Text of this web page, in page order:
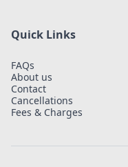
Quick Links
FAQs
About us
Contact
Cancellations
Fees & Charges